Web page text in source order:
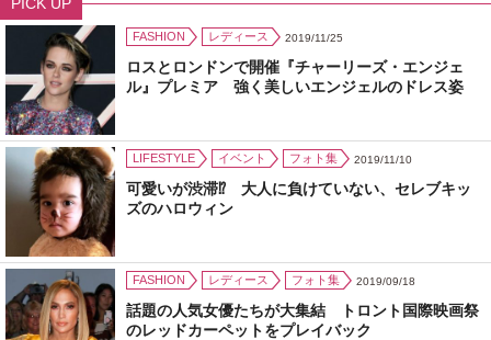
FASHION レディース 2019/11/25
ロスとロンドンで開催『チャーリーズ・エンジェ
ル』プレミア 強く美しいエンジェルのドレス姿
LIFESTYLE イベント フォト集 2019/11/10
可愛いが渋滞⁉ 大人に負けていない、セレブキッ
ズのハロウィン
FASHION レディース フォト集 2019/09/18
話題の人気女優たちが大集結 トロント国際映画祭
のレッドカーペットをプレイバック